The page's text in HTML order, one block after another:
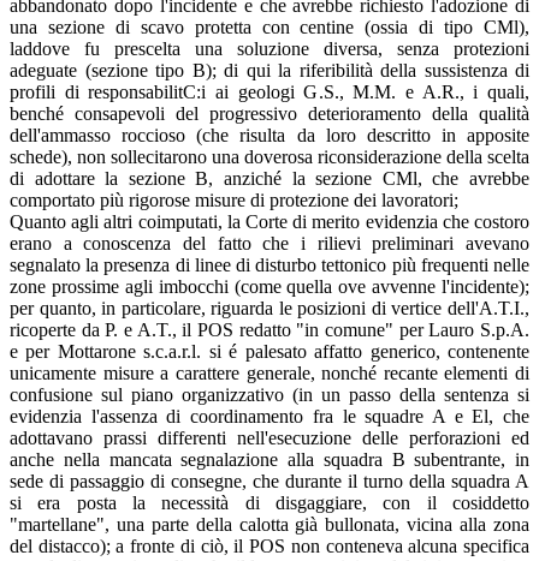
abbandonato dopo l'incidente e che avrebbe richiesto l'adozione di
una sezione di scavo protetta con centine (ossia di tipo CMl),
laddove fu prescelta una soluzione diversa, senza protezioni
adeguate (sezione tipo B); di qui la riferibilità della sussistenza di
profili di responsabilitC:i ai geologi G.S., M.M. e A.R., i quali,
benché consapevoli del progressivo deterioramento della qualità
dell'ammasso roccioso (che risulta da loro descritto in apposite
schede), non sollecitarono una doverosa riconsiderazione della scelta
di adottare la sezione B, anziché la sezione CMl, che avrebbe
comportato più rigorose misure di protezione dei lavoratori;
Quanto agli altri coimputati, la Corte di merito evidenzia che costoro
erano a conoscenza del fatto che i rilievi preliminari avevano
segnalato la presenza di linee di disturbo tettonico più frequenti nelle
zone prossime agli imbocchi (come quella ove avvenne l'incidente);
per quanto, in particolare, riguarda le posizioni di vertice dell'A.T.I.,
ricoperte da P. e A.T., il POS redatto "in comune" per Lauro S.p.A.
e per Mottarone s.c.a.r.l. si é palesato affatto generico, contenente
unicamente misure a carattere generale, nonché recante elementi di
confusione sul piano organizzativo (in un passo della sentenza si
evidenzia l'assenza di coordinamento fra le squadre A e El, che
adottavano prassi differenti nell'esecuzione delle perforazioni ed
anche nella mancata segnalazione alla squadra B subentrante, in
sede di passaggio di consegne, che durante il turno della squadra A
si era posta la necessità di disgaggiare, con il cosiddetto
"martellane", una parte della calotta già bullonata, vicina alla zona
del distacco); a fronte di ciò, il POS non conteneva alcuna specifica